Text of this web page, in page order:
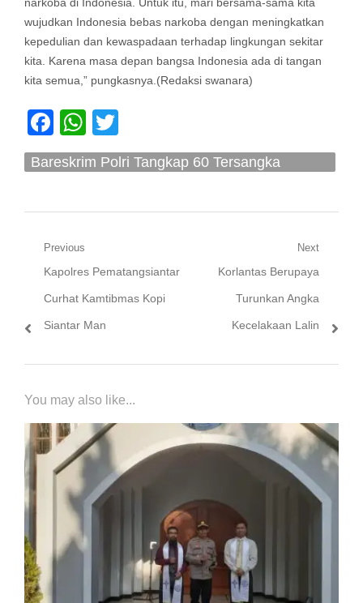
wujudkan Indonesia bebas narkoba dengan meningkatkan
kepedulian dan kewaspadaan terhadap lingkungan sekitar
kita. Karena masa depan bangsa Indonesia ada di tangan
kita semua,” pungkasnya.(Redaksi swanara)
Facebook
WhatsApp
Twitter
Bareskrim Polri Tangkap 60 Tersangka
Navigasi
pos
Previous
Previous
post:
Kapolres Pematangsiantar
Curhat Kamtibmas Kopi
Siantar Man
Next
Next
post:
Korlantas Berupaya
Turunkan Angka
Kecelakaan Lalin
You may also like...